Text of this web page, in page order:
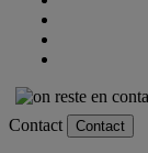
Contact Contact